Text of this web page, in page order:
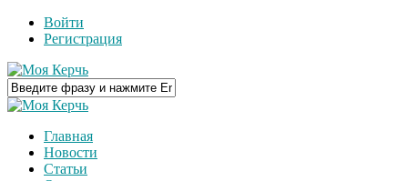
Войти
Регистрация
Главная
Новости
Статьи